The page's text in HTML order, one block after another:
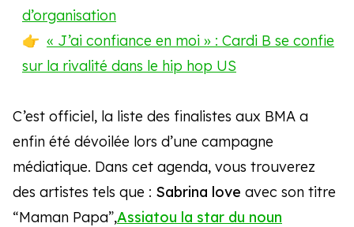
C’est officiel, la liste des finalistes aux BMA a
enfin été dévoilée lors d’une campagne
médiatique. Dans cet agenda, vous trouverez
des artistes tels que : Sabrina love avec son titre
“Maman Papa”,Assiatou la star du noun
d’organisation
« J’ai confiance en moi » : Cardi B se confie
sur la rivalité dans le hip hop US